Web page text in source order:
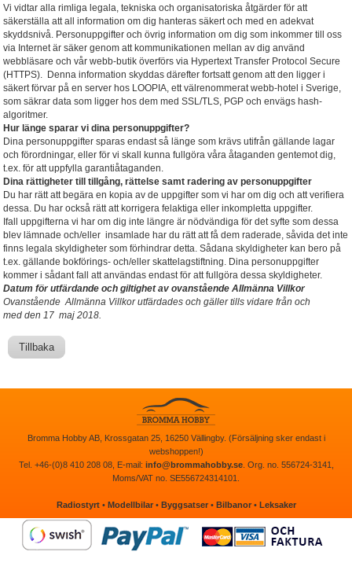
Vi vidtar alla rimliga legala, tekniska och organisatoriska åtgärder för att
säkerställa att all information om dig hanteras säkert och med en adekvat
skyddsnivå. Personuppgifter och övrig information om dig som inkommer till oss
via Internet är säker genom att kommunikationen mellan av dig använd
webbläsare och vår webb-butik överförs via Hypertext Transfer Protocol Secure
(HTTPS). Denna information skyddas därefter fortsatt genom att den ligger i
säkert förvar på en server hos LOOPIA, ett välrenommerat webb-hotel i Sverige,
som säkrar data som ligger hos dem med SSL/TLS, PGP och envägs hash-
algoritmer.
Hur länge sparar vi dina personuppgifter?
Dina personuppgifter sparas endast så länge som krävs utifrån gällande lagar
och förordningar, eller för vi skall kunna fullgöra våra åtaganden gentemot dig,
t.ex. för att uppfylla garantiåtaganden.
Dina rättigheter till tillgång, rättelse samt radering av personuppgifter
Du har rätt att begära en kopia av de uppgifter som vi har om dig och att verifiera
dessa. Du har också rätt att korrigera felaktiga eller inkompletta uppgifter.
Ifall uppgifterna vi har om dig inte längre är nödvändiga för det syfte som dessa
blev lämnade och/eller insamlade har du rätt att få dem raderade, såvida det inte
finns legala skyldigheter som förhindrar detta. Sådana skyldigheter kan bero på
t.ex. gällande bokförings- och/eller skattelagstiftning. Dina personuppgifter
kommer i sådant fall att användas endast för att fullgöra dessa skyldigheter.
Datum för utfärdande och giltighet av ovanstående Allmänna Villkor
Ovanstående Allmänna Villkor utfärdades och gäller tills vidare från och
med den 17 maj 2018.
Tillbaka
Bromma Hobby AB, Krossgatan 25, 16250 Vällingby. (Försäljning sker endast i
webshoppen!)
Tel. +46-(0)8 410 208 08, E-mail: info@brommahobby.se. Org. no. 556724-3141,
Moms/VAT no. SE556724314101.
Radiostyrt• Modellbilar• Byggsatser• Bilbanor• Leksaker